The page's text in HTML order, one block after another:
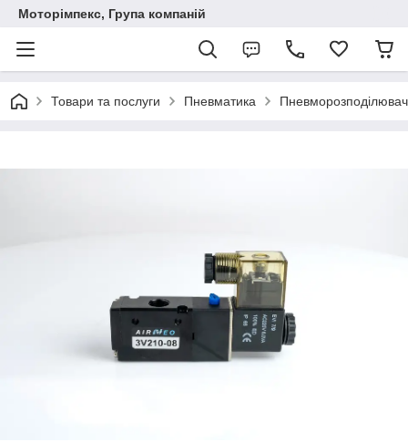
Моторімпекс, Група компаній
Товари та послуги Пневматика